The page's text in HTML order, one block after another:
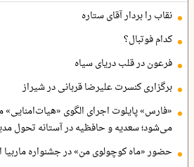
نقاب را بردار آقای ستاره
کدام فوتبال؟
فرعون در قلب دریای سیاه
برگزاری کنسرت علیرضا قربانی در شیراز
«فارس» پایلوت اجرای الگوی
می‌شود؛ سعدیه و حافظیه در آستانه تحول
حضور «ماه کوچولوی من» در جشنواره ماربیا